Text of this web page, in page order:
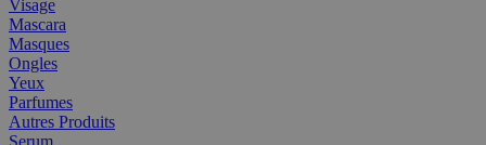
Visage
Mascara
Masques
Ongles
Yeux
Parfumes
Autres Produits